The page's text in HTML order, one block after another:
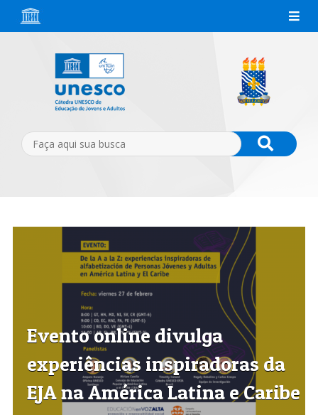
Evento online divulga
experiências inspiradoras da
EJA na América Latina e Caribe